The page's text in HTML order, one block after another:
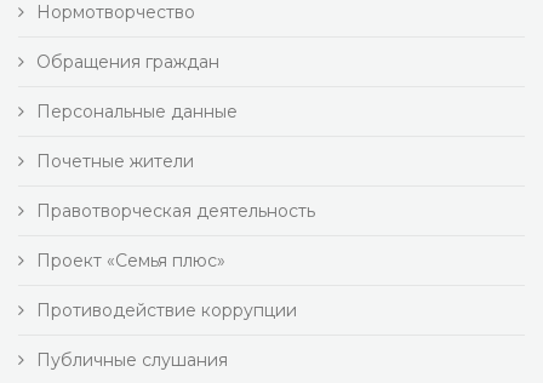
Нормотворчество
Обращения граждан
Персональные данные
Почетные жители
Правотворческая деятельность
Проект «Семья плюс»
Противодействие коррупции
Публичные слушания